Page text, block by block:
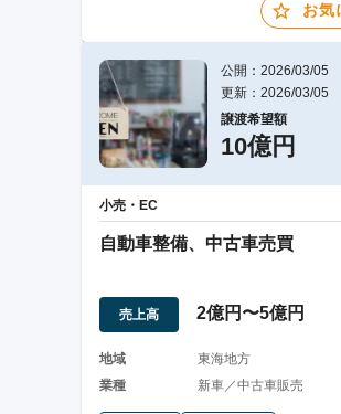
お気
公開：2026/03/05
更新：2026/03/05
譲渡希望額
10億円
小売・EC
自動車整備、中古車売買
売上高 2億円〜5億円
地域
東海地方
業種
新車／中古車販売